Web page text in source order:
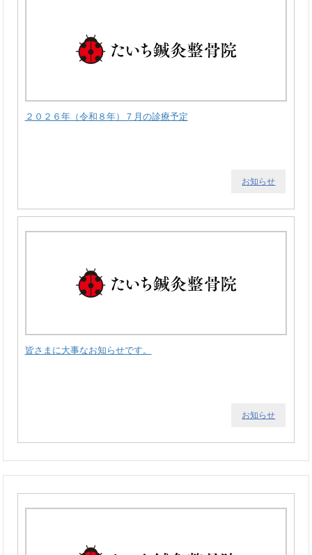
２０２６年（令和８年）７月の診療予定
お知らせ
皆さまに大事なお知らせです。
お知らせ